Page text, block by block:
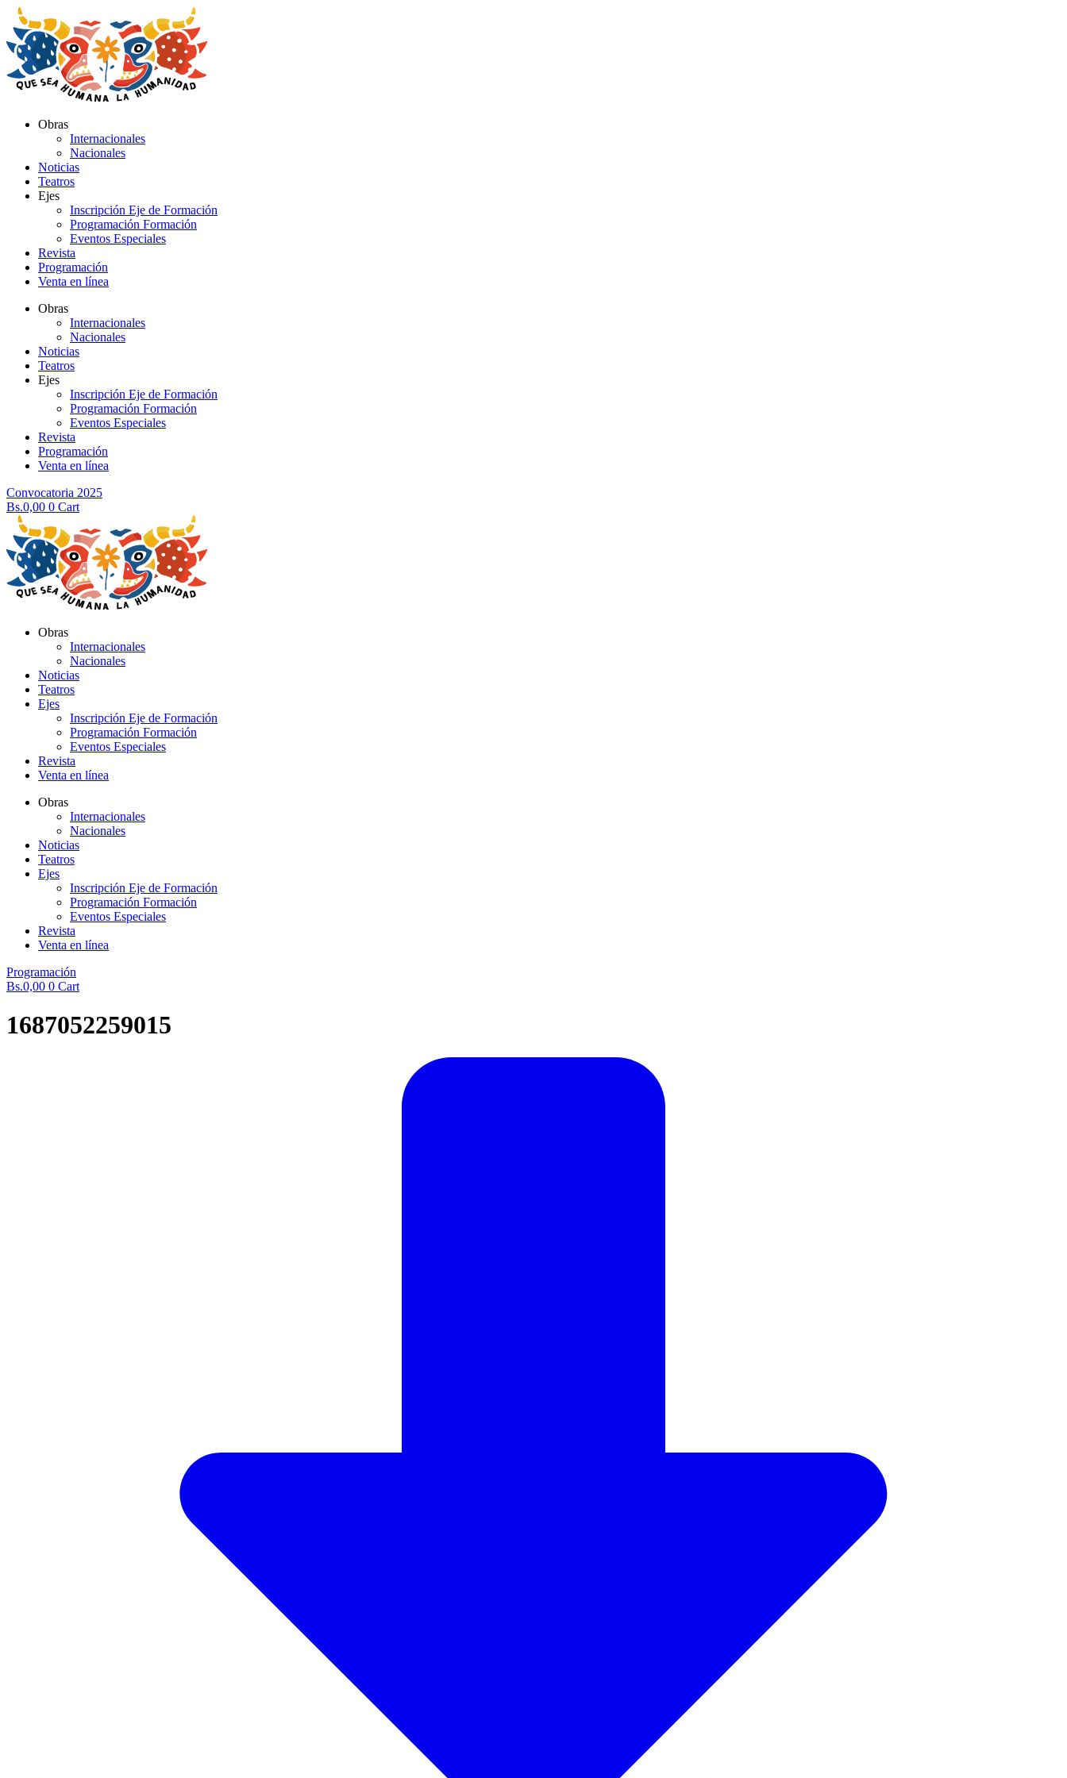
al
contenido
Obras
Internacionales
Nacionales
Noticias
Teatros
Ejes
Inscripción Eje de Formación
Programación Formación
Eventos Especiales
Revista
Programación
Venta en línea
Obras
Internacionales
Nacionales
Noticias
Teatros
Ejes
Inscripción Eje de Formación
Programación Formación
Eventos Especiales
Revista
Programación
Venta en línea
Convocatoria 2025
Bs.0,00 0 Cart
Obras
Internacionales
Nacionales
Noticias
Teatros
Ejes
Inscripción Eje de Formación
Programación Formación
Eventos Especiales
Revista
Venta en línea
Obras
Internacionales
Nacionales
Noticias
Teatros
Ejes
Inscripción Eje de Formación
Programación Formación
Eventos Especiales
Revista
Venta en línea
Programación
Bs.0,00 0 Cart
1687052259015